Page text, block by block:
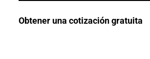
Obtener una cotización gratuita